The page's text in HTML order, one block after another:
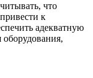
что
к
адекватную